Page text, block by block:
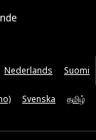
Nederlands Suomi
Svenska தமிழ்